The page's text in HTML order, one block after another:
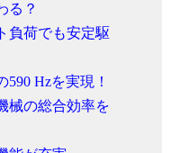
る？
荷でも安定駆
Hzを実現！
の総合効率を